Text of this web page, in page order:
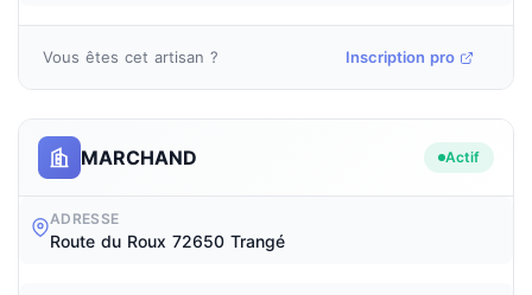
Vous êtes cet artisan ? Inscription pro
MARCHAND Actif
ADRESSE
Route du Roux 72650 Trangé